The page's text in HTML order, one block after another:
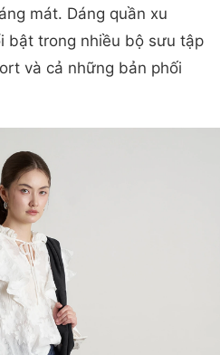
mát. Dáng quần xu
bật trong nhiều bộ sưu tập
và cả những bản phối